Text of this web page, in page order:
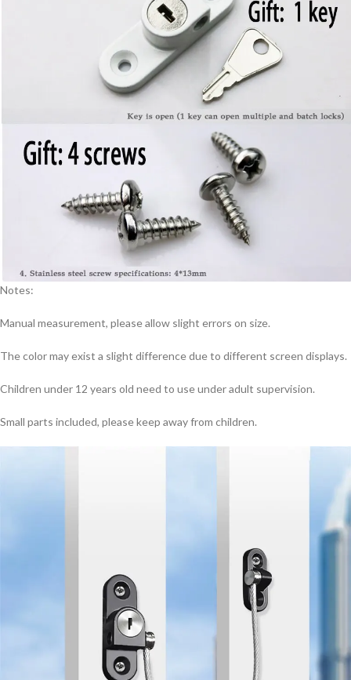
Notes:
Manual measurement, please allow slight errors on size.
The color may exist a slight difference due to different screen displays.
Children under 12 years old need to use under adult supervision.
Small parts included, please keep away from children.